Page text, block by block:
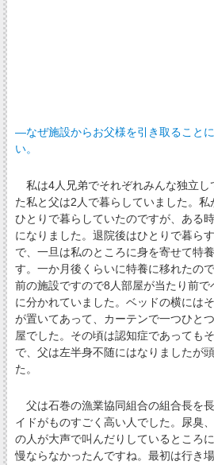
―なぜ施設からお父様を引き取ること
い。
私は4人兄弟でそれぞれみんな独立し
た私と父は2人で暮らしていました。
ひとりで暮らしていたのですが、ある
になりました。退院後はひとりで暮ら
で、一旦は私のところに身を寄せて特
す。一か月後くらいに特養に移れたの
前の施設ですので8人部屋が当たり前
に分かれていました。ベッドの横には
が置いてあって、カーテンで一つひと
屋でした。その頃は認知症であっても
で、父は左半身不随にはなりましたが
た。
父は石巻の漁業協同組合の組合長を
イドがものすごく高い人でした。尿臭
の人が大声で叫んだりしているところ
慢ならなかったんですね。最初は行き